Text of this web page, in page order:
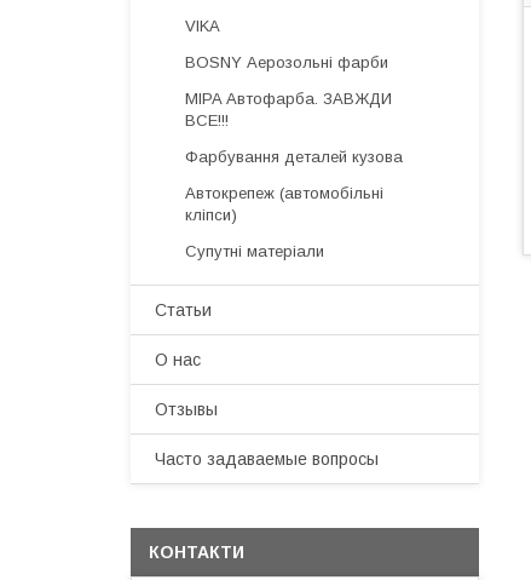
VIKA
BOSNY Аерозольні фарби
MIPA Автофарба. ЗАВЖДИ
ВСЕ!!!
Фарбування деталей кузова
Автокрепеж (автомобільні
кліпси)
Супутні матеріали
Статьи
О нас
Отзывы
Часто задаваемые вопросы
КОНТАКТИ